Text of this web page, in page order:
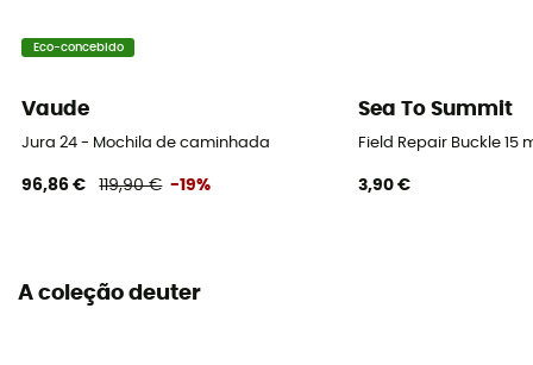
Eco-concebido
Vaude
Jura 24 - Mochila de caminhada
96,86 € 119,90 € -19%
Sea To Summit
Field Repair Buckle
3,90 €
A coleção deuter